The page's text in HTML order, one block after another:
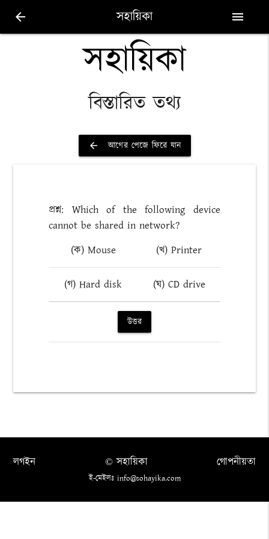
arrow_back সহায়িকা menu
সহায়িকা
বিস্তারিত তথ্য
arrow_back আগের পেজে ফিরে যান
প্রশ্ন: Which of the following device
cannot be shared in network?
(ক) Mouse
(খ) Printer
(গ) Hard disk (ঘ) CD drive
উত্তর
লগইন গোপনীয়তা
© সহায়িকা
ই-মেইলঃ info@sohayika.com